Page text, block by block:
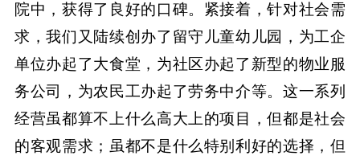
院中，获得了良好的口碑。紧接着，针对社会需
求，我们又陆续创办了留守儿童幼儿园，为工企
单位办起了大食堂，为社区办起了新型的物业服
务公司，为农民工办起了劳务中介等。这一系列
经营虽都算不上什么高大上的项目，但都是社会
的客观需求；虽都不是什么特别利好的选择，但